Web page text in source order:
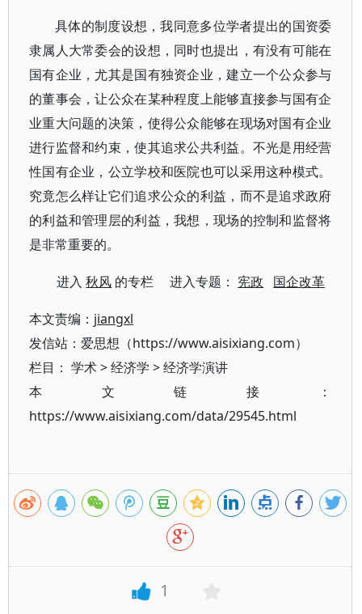
具体的制度设想，我同意多位学者提出的国资委
隶属人大常委会的设想，同时也提出，有没有可能在
国有企业，尤其是国有独资企业，建立一个公众参与
的董事会，让公众在某种程度上能够直接参与国有企
业重大问题的决策，使得公众能够在现场对国有企业
进行监督和约束，使其追求公共利益。不光是用经营
性国有企业，公立学校和医院也可以采用这种模式。
究竟怎么样让它们追求公众的利益，而不是追求政府
的利益和管理层的利益，我想，现场的控制和监督将
是非常重要的。
进入秋风 的专栏 进入专题： 宪政 国企改革
本文责编： jiangxl
发信站：爱思想（https://www.aisixiang.com）
栏目： 学术>经济学 >经济学演讲
本文链接：
https://www.aisixiang.com/data/29545.html
1